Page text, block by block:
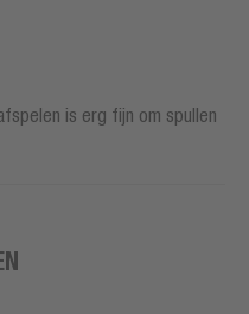
is erg fijn om spullen